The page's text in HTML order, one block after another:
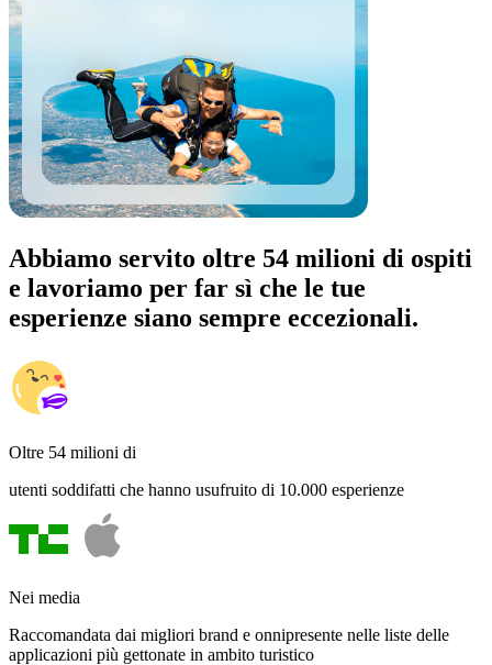
Abbiamo servito oltre 54 milioni di ospiti
e lavoriamo per far sì che le tue
esperienze siano sempre eccezionali.
Oltre 54 milioni di
utenti soddifatti che hanno usufruito di 10.000 esperienze
Nei media
Raccomandata dai migliori brand e onnipresente nelle liste delle
applicazioni più gettonate in ambito turistico